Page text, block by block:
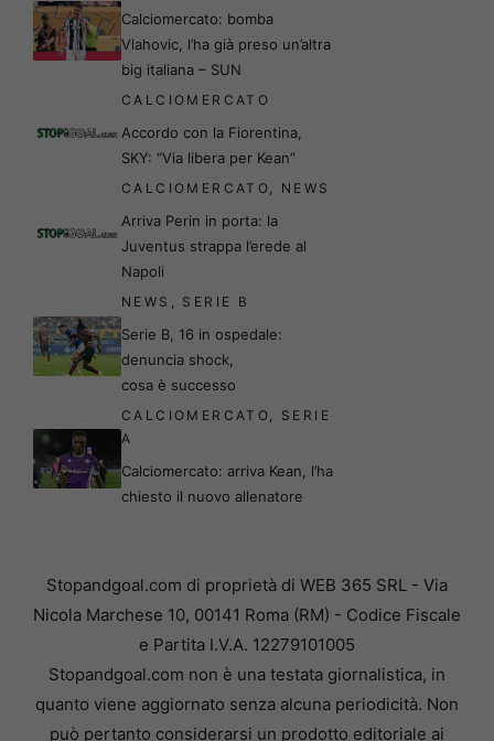
Calciomercato: bomba
Vlahovic, l’ha già preso un’altra
big italiana – SUN
CALCIOMERCATO
Accordo con la Fiorentina,
SKY: “Via libera per Kean”
CALCIOMERCATO NEWS
Arriva Perin in porta: la
Juventus strappa l’erede al
Napoli
NEWS SERIE B
Serie B, 16 in ospedale:
denuncia shock,
cosa è successo
CALCIOMERCATO
SERIE
A
Calciomercato: arriva Kean, l’ha
chiesto il nuovo allenatore
Stopandgoal.com di proprietà di WEB 365 SRL - Via
Nicola Marchese 10, 00141 Roma (RM) - Codice Fiscale
e Partita I.V.A. 12279101005
Stopandgoal.com non è una testata giornalistica, in
quanto viene aggiornato senza alcuna periodicità. Non
può pertanto considerarsi un prodotto editoriale ai